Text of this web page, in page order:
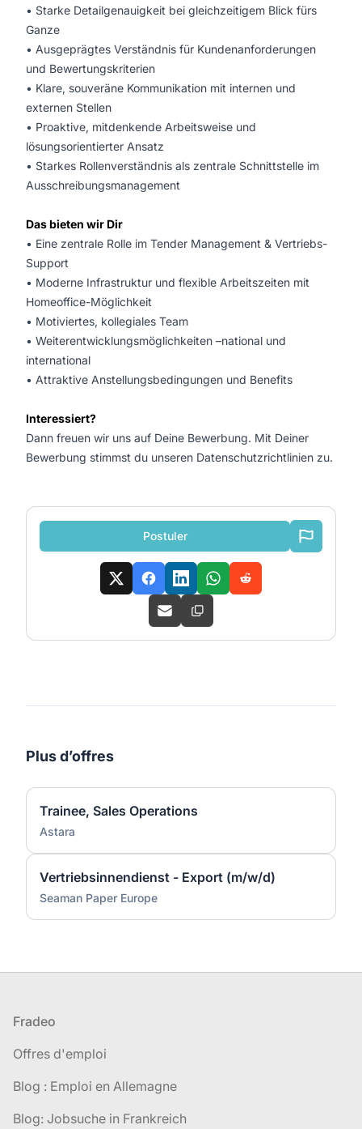
• Starke Detailgenauigkeit bei gleichzeitigem Blick fürs
Ganze
• Ausgeprägtes Verständnis für Kundenanforderungen
und Bewertungskriterien
• Klare, souveräne Kommunikation mit internen und
externen Stellen
• Proaktive, mitdenkende Arbeitsweise und
lösungsorientierter Ansatz
• Starkes Rollenverständnis als zentrale Schnittstelle im
Ausschreibungsmanagement
Das bieten wir Dir
• Eine zentrale Rolle im Tender Management & Vertriebs-
Support
• Moderne Infrastruktur und flexible Arbeitszeiten mit
Homeoffice-Möglichkeit
• Motiviertes, kollegiales Team
• Weiterentwicklungsmöglichkeiten –national und
international
• Attraktive Anstellungsbedingungen und Benefits
Interessiert?
Dann freuen wir uns auf Deine Bewerbung. Mit Deiner
Bewerbung stimmst du unseren Datenschutzrichtlinien zu.
Postuler
Plus d’offres
Trainee, Sales Operations
Astara
Vertriebsinnendienst - Export (m/w/d)
Seaman Paper Europe
Pied de page
Fradeo
Offres d'emploi
Blog : Emploi en Allemagne
Blog: Jobsuche in Frankreich